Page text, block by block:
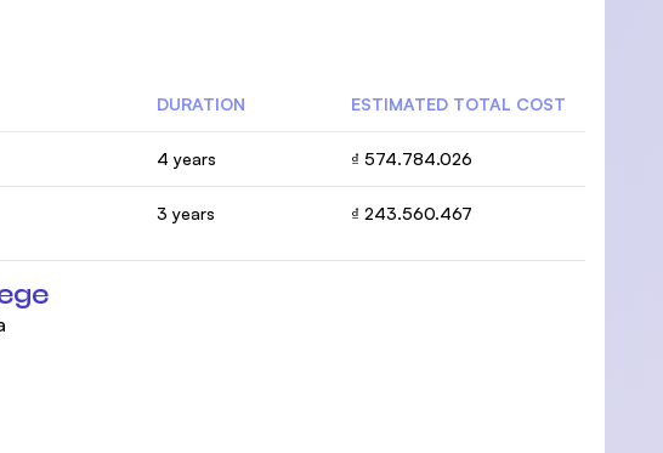
DURATION ESTIMATED TOTAL COST
4 years ₫ 574.784.026
3 years ₫ 243.560.467